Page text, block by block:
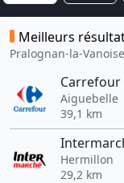
Meilleurs
Pralognan-la-Vanoise
Carrefour
Aiguebelle
39,1 km
Hermillon
29,2 km